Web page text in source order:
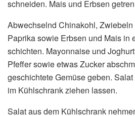
schneiden. Mais und Erbsen
Abwechselnd Chinakohl,
Paprika sowie Erbsen und Mais in
schichten. Mayonnaise und
Pfeffer sowie etwas Zucker
geschichtete Gemüse geben.
im Kühlschrank ziehen lassen.
Salat aus dem Kühlschrank